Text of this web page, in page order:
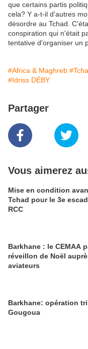
que certains partis
cela? Y a-t-il d'autres
désordre au Tchad.
conspiration qui n'était
tentative d'organiser un
#Africa & Maghreb
#Idriss DÉBY
Partager
Vous aimerez
Mise en condition
Tchad pour le 3e
RCC
Barkhane : le CEMAA
réveillon de Noël
aviateurs
Barkhane: opération
Gougoua